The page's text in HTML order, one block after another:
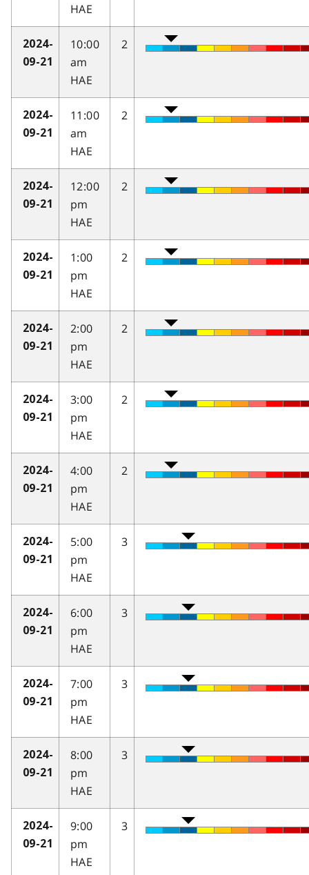
HAE
2024-
09-21
10:00
am
HAE
2
2024-
09-21
11:00
am
HAE
2
2024-
09-21
12:00
pm
HAE
2
2024-
09-21
1:00
pm
HAE
2
2024-
09-21
2:00
pm
HAE
2
2024-
09-21
3:00
pm
HAE
2
2024-
09-21
4:00
pm
HAE
2
2024-
09-21
5:00
pm
HAE
3
2024-
09-21
6:00
pm
HAE
3
2024-
09-21
7:00
pm
HAE
3
2024-
09-21
8:00
pm
HAE
3
2024-
09-21
9:00
pm
HAE
3